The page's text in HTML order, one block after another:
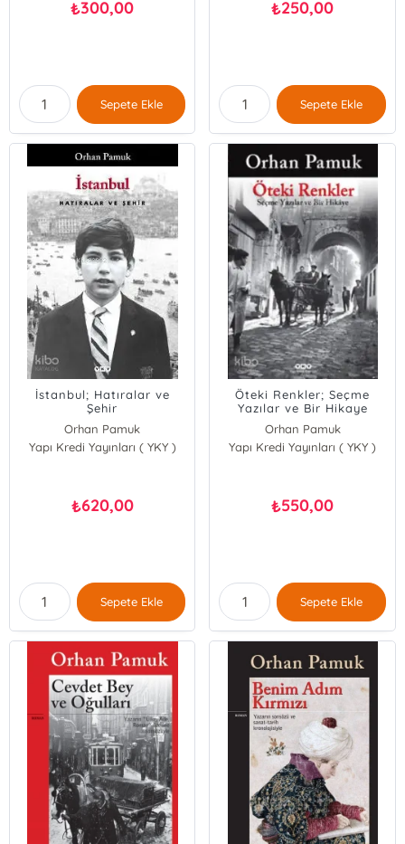
₺300,00
Sepete Ekle
₺250,00
Sepete Ekle
İstanbul; Hatıralar ve
Şehir
Orhan Pamuk
Yapı Kredi Yayınları ( YKY )
₺620,00
Sepete Ekle
Öteki Renkler; Seçme
Yazılar ve Bir Hikaye
Orhan Pamuk
Yapı Kredi Yayınları ( YKY )
₺550,00
Sepete Ekle